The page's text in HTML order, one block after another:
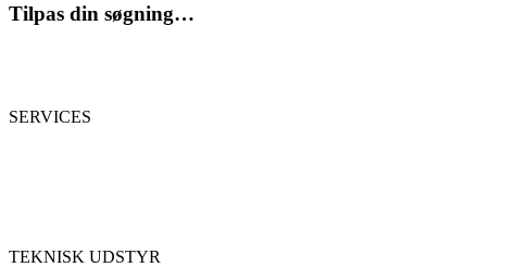
Tilpas din søgning…
SERVICES
TEKNISK UDSTYR